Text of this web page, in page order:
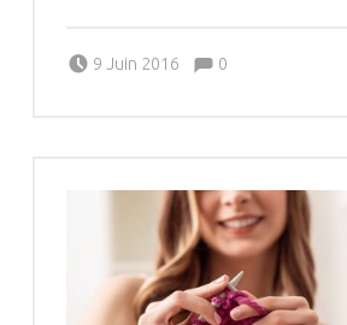
9 Juin 2016
Pascale G&-BdC-WKF
Comments:0